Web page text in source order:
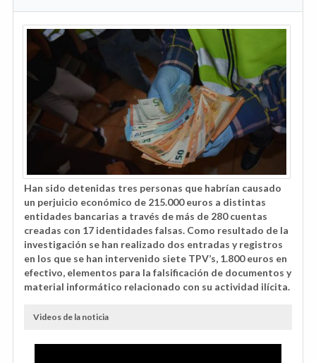
Han sido detenidas tres personas que habrían causado
un perjuicio económico de 215.000 euros a distintas
entidades bancarias a través de más de 280 cuentas
creadas con 17 identidades falsas. Como resultado de la
investigación se han realizado dos entradas y registros
en los que se han intervenido siete TPV’s, 1.800 euros en
efectivo, elementos para la falsificación de documentos y
material informático relacionado con su actividad ilícita.
Videos de la noticia